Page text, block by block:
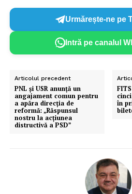
FREEDOM HOUSE
PRESShub
Urmărește-ne pe
Intră pe canalul
Articolul precedent
PNL și USR anunță un
angajament comun pentru
a apăra direcția de
reformă: „Răspunsul
nostru la acțiunea
distructivă a PSD”
în